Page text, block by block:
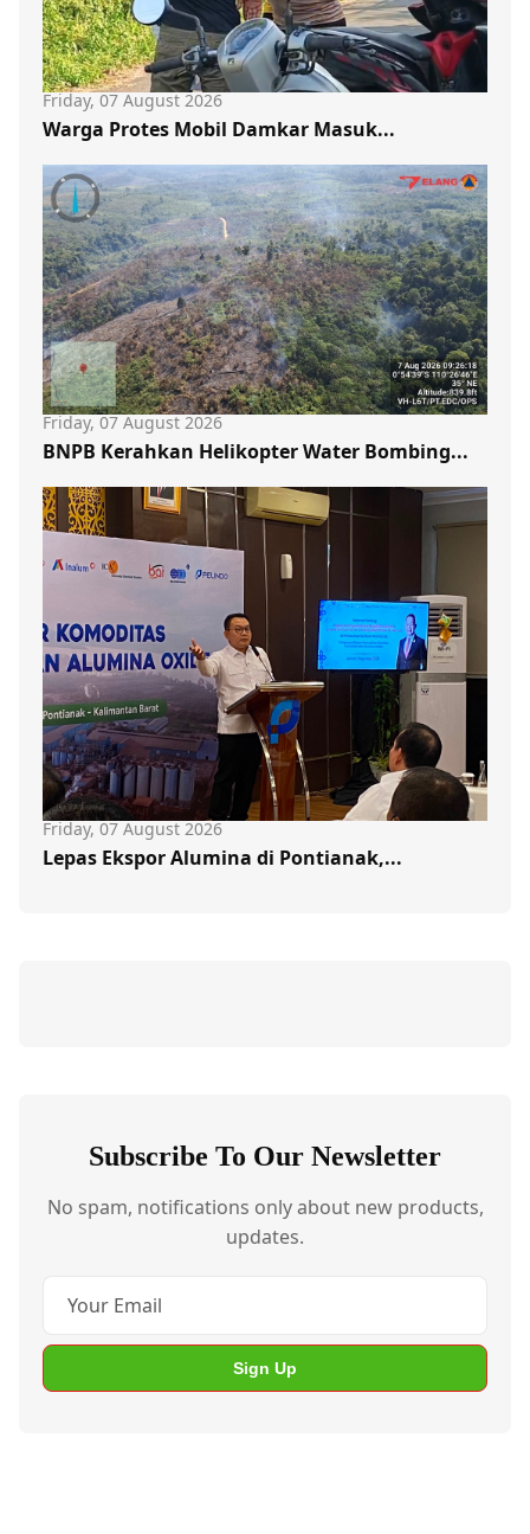
Friday, 07 August 2026
Warga Protes Mobil Damkar Masuk...
Friday, 07 August 2026
BNPB Kerahkan Helikopter Water Bombing...
Friday, 07 August 2026
Lepas Ekspor Alumina di Pontianak,...
Subscribe To Our Newsletter
No spam, notifications only about new products,
updates.
Sign Up